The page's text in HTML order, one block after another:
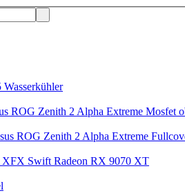
ROG Zenith 2 Alpha Extreme Mosfet
ROG Zenith 2 Alpha Extreme
XFX Swift Radeon RX 9070 XT